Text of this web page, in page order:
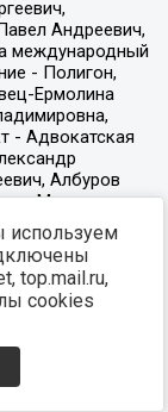
используем
top.mail.ru,
cookies